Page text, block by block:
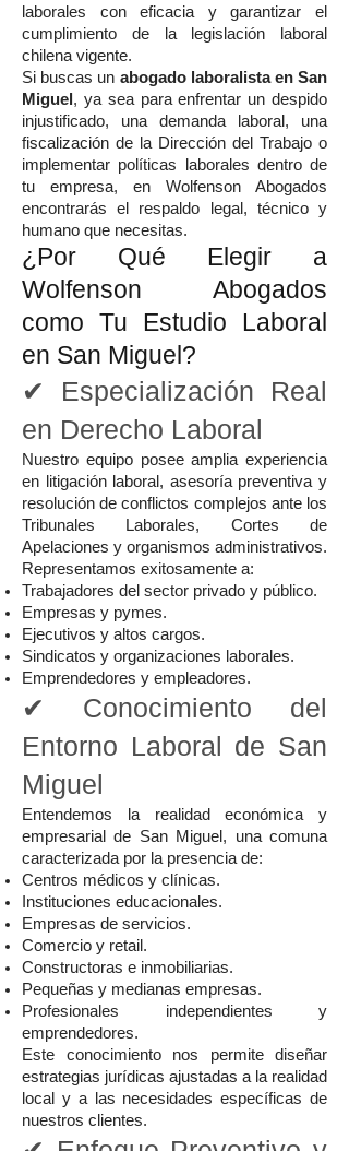
laborales con eficacia y garantizar el
cumplimiento de la legislación laboral
chilena vigente.
Si buscas un abogado laboralista en San
Miguel , ya sea para enfrentar un despido
injustificado, una demanda laboral, una
fiscalización de la Dirección del Trabajo o
implementar políticas laborales dentro de
tu empresa, en Wolfenson Abogados
encontrarás el respaldo legal, técnico y
humano que necesitas.
¿Por Qué Elegir a
Wolfenson Abogados
como Tu Estudio Laboral
en San Miguel?
✔ Especialización Real
en Derecho Laboral
Nuestro equipo posee amplia experiencia
en litigación laboral, asesoría preventiva y
resolución de conflictos complejos ante los
Tribunales Laborales, Cortes de
Apelaciones y organismos administrativos.
Representamos exitosamente a:
Trabajadores del sector privado y público.
Empresas y pymes.
Ejecutivos y altos cargos.
Sindicatos y organizaciones laborales.
Emprendedores y empleadores.
✔ Conocimiento del
Entorno Laboral de San
Miguel
Entendemos la realidad económica y
empresarial de San Miguel, una comuna
caracterizada por la presencia de:
Centros médicos y clínicas.
Instituciones educacionales.
Empresas de servicios.
Comercio y retail.
Constructoras e inmobiliarias.
Pequeñas y medianas empresas.
Profesionales independientes y
emprendedores.
Este conocimiento nos permite diseñar
estrategias jurídicas ajustadas a la realidad
local y a las necesidades específicas de
nuestros clientes.